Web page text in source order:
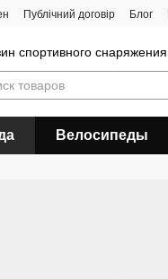
Публічний договір Блог
спортивного снаряжения
Велосипеды